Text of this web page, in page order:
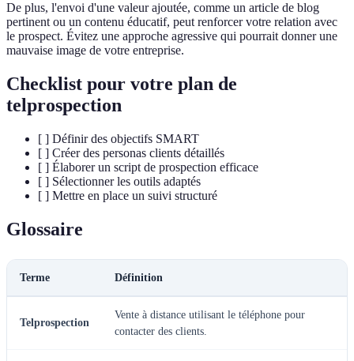
De plus, l'envoi d'une valeur ajoutée, comme un article de blog
pertinent ou un contenu éducatif, peut renforcer votre relation avec
le prospect. Évitez une approche agressive qui pourrait donner une
mauvaise image de votre entreprise.
Checklist pour votre plan de
telprospection
[ ] Définir des objectifs SMART
[ ] Créer des personas clients détaillés
[ ] Élaborer un script de prospection efficace
[ ] Sélectionner les outils adaptés
[ ] Mettre en place un suivi structuré
Glossaire
Terme Définition
Telprospection
Vente à distance utilisant le téléphone pour
contacter des clients.